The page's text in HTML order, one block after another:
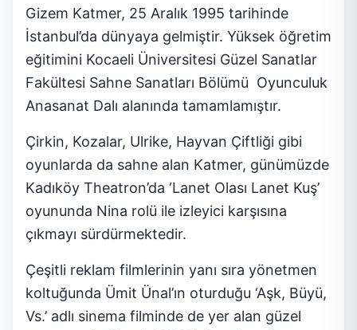
Gizem Katmer, 25 Aralık 1995 tarihinde
İstanbul’da dünyaya gelmiştir. Yüksek öğretim
eğitimini Kocaeli Üniversitesi Güzel Sanatlar
Fakültesi Sahne Sanatları Bölümü Oyunculuk
Anasanat Dalı alanında tamamlamıştır.
Çirkin, Kozalar, Ulrike, Hayvan Çiftliği gibi
oyunlarda da sahne alan Katmer, günümüzde
Kadıköy Theatron’da ‘Lanet Olası Lanet Kuş’
oyununda Nina rolü ile izleyici karşısına
çıkmayı sürdürmektedir.
Çeşitli reklam filmlerinin yanı sıra yönetmen
koltuğunda Ümit Ünal’ın oturduğu ‘Aşk, Büyü,
Vs.’ adlı sinema filminde de yer alan güzel